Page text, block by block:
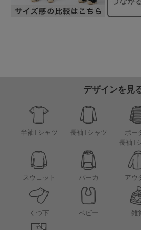
デザインを見
半袖Tシャツ 長袖Tシャツ
ボー
長袖T
スウェット パーカ アウ
くつ下 ベビー 雑